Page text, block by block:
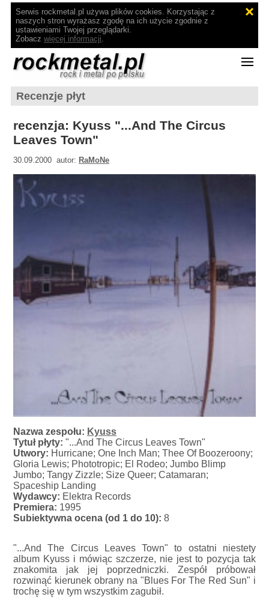
Serwis rockmetal.pl używa plików cookies. Korzystając z
naszych stron wyrażasz zgodę na ich użycie zgodnie z
ustawieniami Twojej przeglądarki.
Zobacz więcej informacji.
Recenzje płyt
recenzja: Kyuss "...And The Circus
Leaves Town"
30.09.2000 autor: RaMoNe
Nazwa zespołu: Kyuss
Tytuł płyty: "...And The Circus Leaves Town"
Utwory: Hurricane; One Inch Man; Thee Of Boozeroony;
Gloria Lewis; Phototropic; El Rodeo; Jumbo Blimp
Jumbo; Tangy Zizzle; Size Queer; Catamaran;
Spaceship Landing
Wydawcy: Elektra Records
Premiera: 1995
Subiektywna ocena (od 1 do 10): 8
"...And The Circus Leaves Town" to ostatni niestety
album Kyuss i mówiąc szczerze, nie jest to pozycja tak
znakomita jak jej poprzedniczki. Zespół próbował
rozwinąć kierunek obrany na "Blues For The Red Sun" i
trochę się w tym wszystkim zagubił.